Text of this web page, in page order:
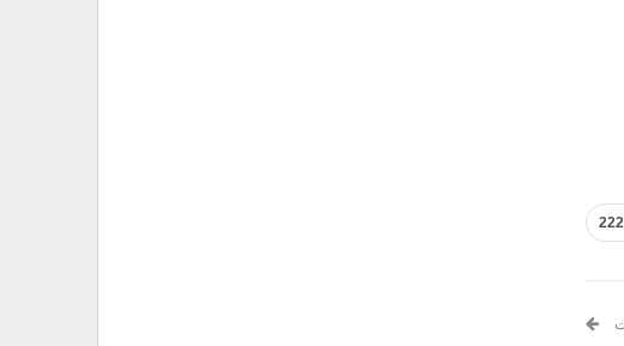
222